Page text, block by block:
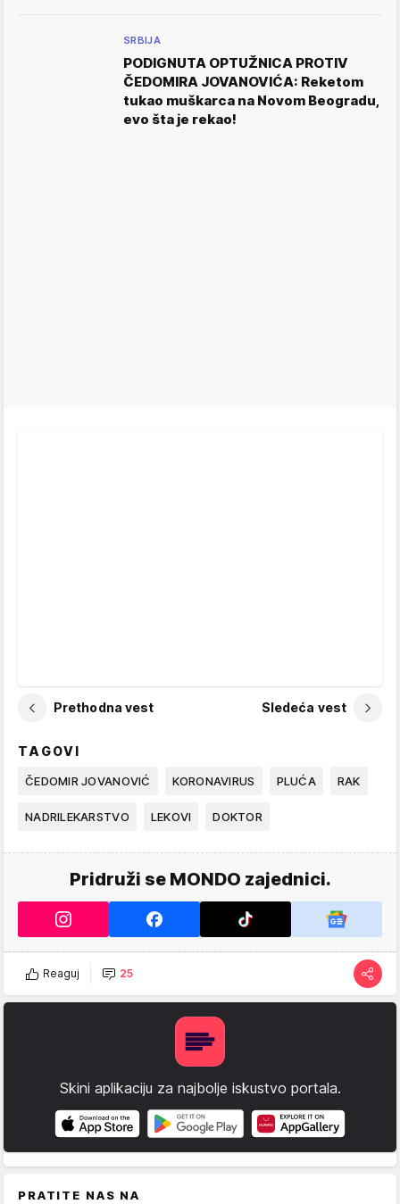
SRBIJA
PODIGNUTA OPTUŽNICA PROTIV
ČEDOMIRA JOVANOVIĆA: Reketom
tukao muškarca na Novom Beogradu,
evo šta je rekao!
Prethodna vest Sledeća vest
TAGOVI
ČEDOMIR JOVANOVIĆ KORONAVIRUS PLUĆA RAK
NADRILEKARSTVO LEKOVI DOKTOR
Pridruži se MONDO zajednici.
Reaguj 25
Skini aplikaciju za najbolje iskustvo portala.
PRATITE NAS NA